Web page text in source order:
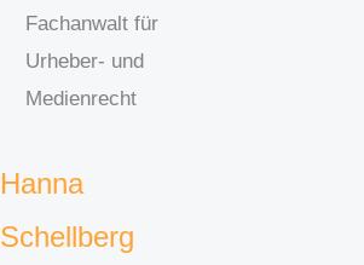
Fachanwalt für
Urheber- und
Medienrecht
Hanna
Schellberg